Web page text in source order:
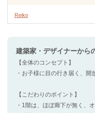
Reiko
建築家・デザイナーから
【全体のコンセプト】
・お子様に目の行き届く、開
【こだわりのポイント】
・1階は、ほぼ廊下が無く、